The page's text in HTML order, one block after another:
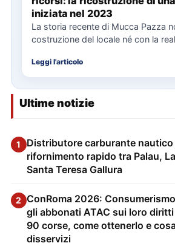
iniziata nel 2023
La storia recente di Mucca Pazza
costruzione del locale né con la
Leggi l'articolo
Ultime notizie
1
Distributore carburante nautico
rifornimento rapido tra Palau,
Santa Teresa Gallura
2 ConRoma 2026:
gli abbonati ATAC sui loro
90 corse, come ottenerlo e
disservizi